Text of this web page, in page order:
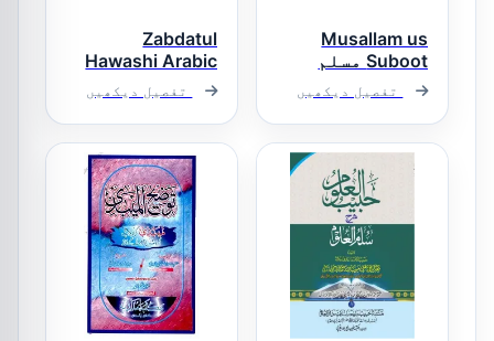
Musallam us
Suboot مسلم
الثبوتتفصیل دیکھیں
Zabdatul
Hawashi Arabic
Sharh Mutawwal
زبدۃ الحواشی
عربی شرح الطول
تفصیل دیکھیں